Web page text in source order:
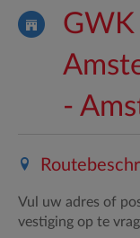
GWK
-
Vul uw adres of
vestiging op te